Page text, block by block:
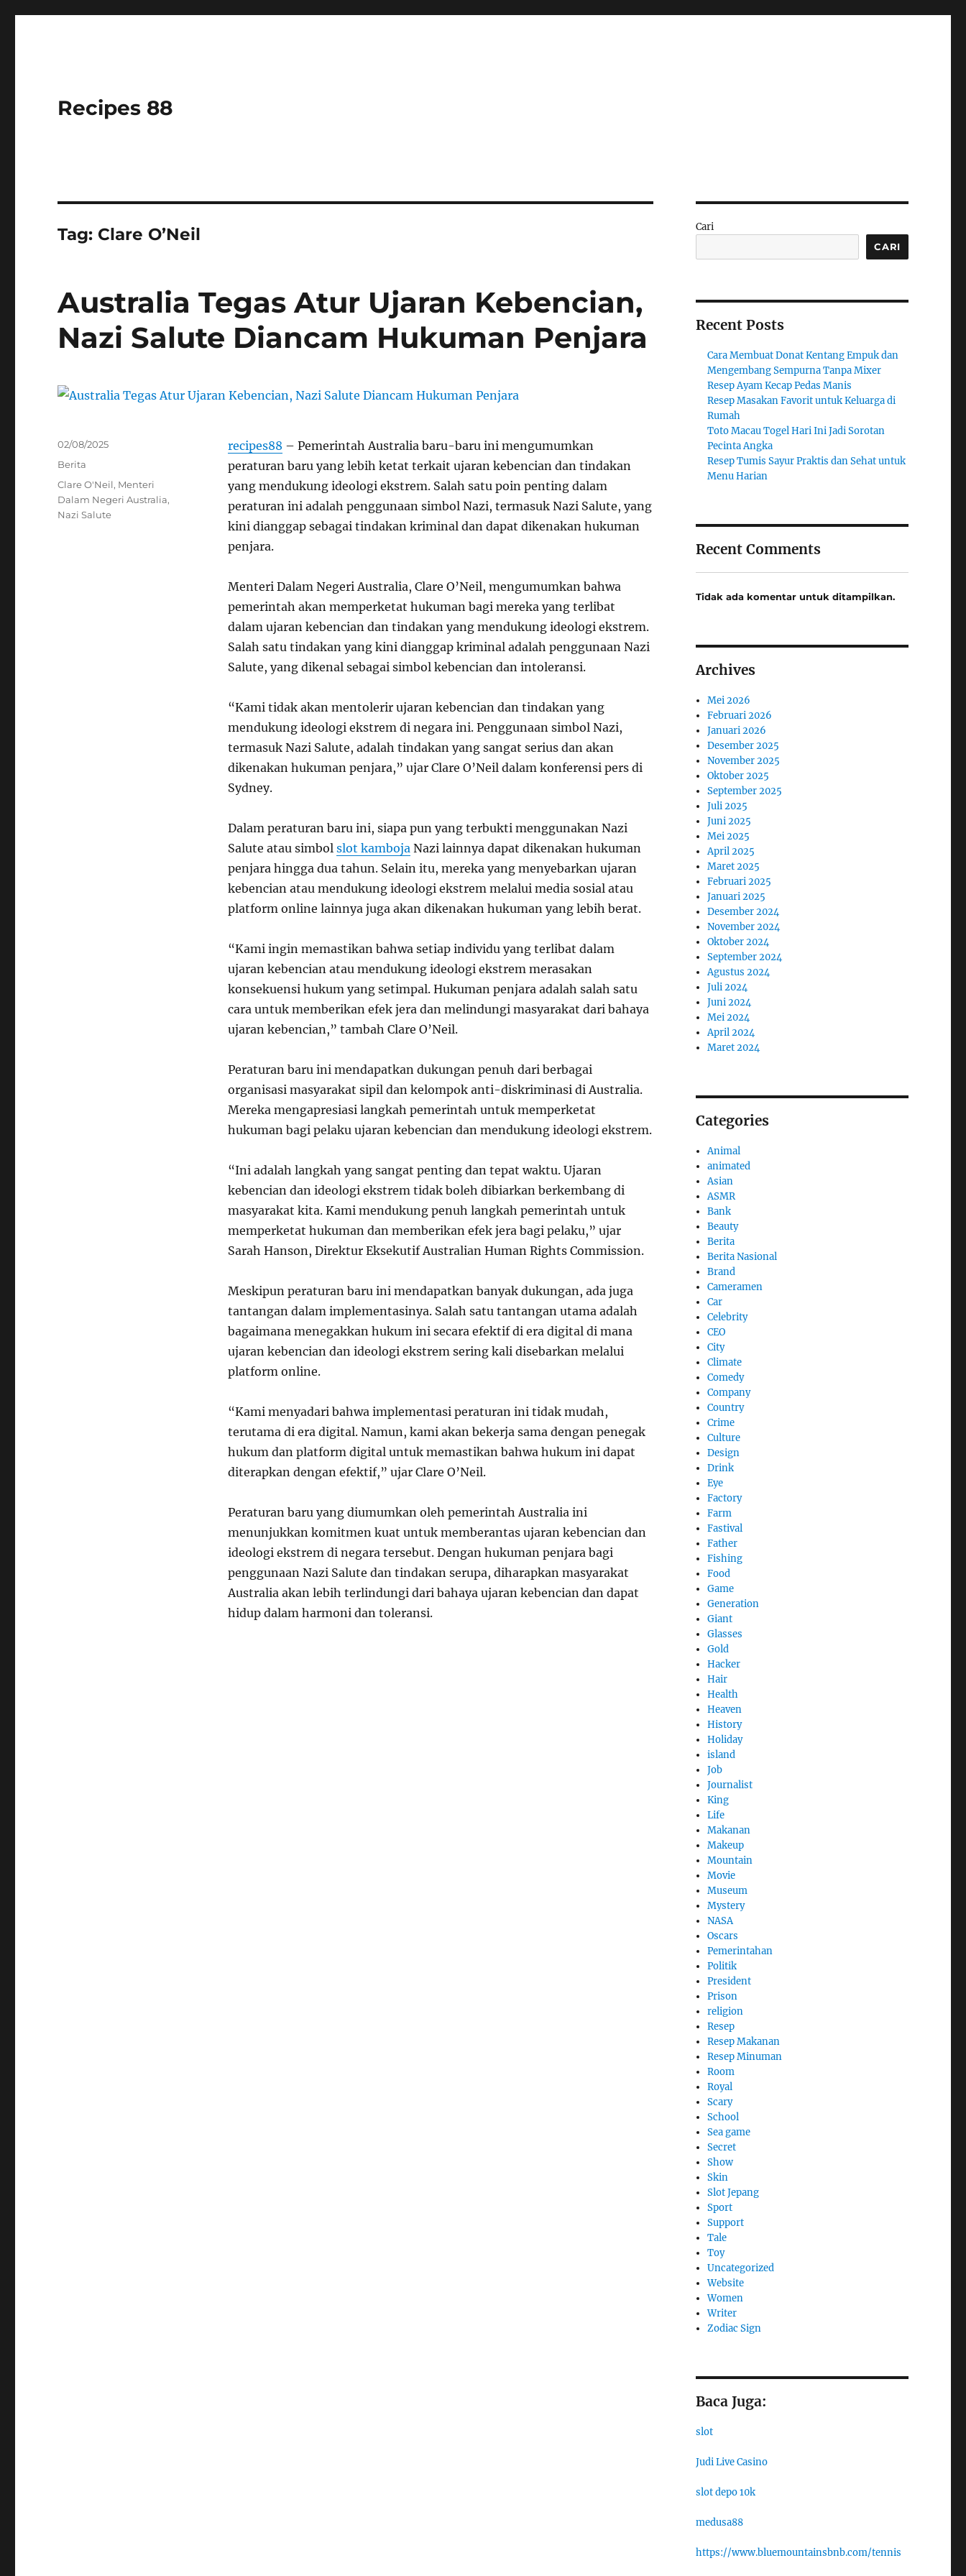
Recipes 88
Tag: Clare O’Neil
Australia Tegas Atur Ujaran Kebencian,
Nazi Salute Diancam Hukuman Penjara
recipes88 – Pemerintah Australia baru-baru ini mengumumkan
peraturan baru yang lebih ketat terkait ujaran kebencian dan tindakan
yang mendukung ideologi ekstrem. Salah satu poin penting dalam
peraturan ini adalah penggunaan simbol Nazi, termasuk Nazi Salute, yang
kini dianggap sebagai tindakan kriminal dan dapat dikenakan hukuman
penjara.
Menteri Dalam Negeri Australia, Clare O’Neil, mengumumkan bahwa
pemerintah akan memperketat hukuman bagi mereka yang terlibat
dalam ujaran kebencian dan tindakan yang mendukung ideologi ekstrem.
Salah satu tindakan yang kini dianggap kriminal adalah penggunaan Nazi
Salute, yang dikenal sebagai simbol kebencian dan intoleransi.
“Kami tidak akan mentolerir ujaran kebencian dan tindakan yang
mendukung ideologi ekstrem di negara ini. Penggunaan simbol Nazi,
termasuk Nazi Salute, adalah tindakan yang sangat serius dan akan
dikenakan hukuman penjara,” ujar Clare O’Neil dalam konferensi pers di
Sydney.
Dalam peraturan baru ini, siapa pun yang terbukti menggunakan Nazi
Salute atau simbol slot kambojaNazi lainnya dapat dikenakan hukuman
penjara hingga dua tahun. Selain itu, mereka yang menyebarkan ujaran
kebencian atau mendukung ideologi ekstrem melalui media sosial atau
platform online lainnya juga akan dikenakan hukuman yang lebih berat.
“Kami ingin memastikan bahwa setiap individu yang terlibat dalam
ujaran kebencian atau mendukung ideologi ekstrem merasakan
konsekuensi hukum yang setimpal. Hukuman penjara adalah salah satu
cara untuk memberikan efek jera dan melindungi masyarakat dari bahaya
ujaran kebencian,” tambah Clare O’Neil.
Peraturan baru ini mendapatkan dukungan penuh dari berbagai
organisasi masyarakat sipil dan kelompok anti-diskriminasi di Australia.
Mereka mengapresiasi langkah pemerintah untuk memperketat
hukuman bagi pelaku ujaran kebencian dan mendukung ideologi ekstrem.
“Ini adalah langkah yang sangat penting dan tepat waktu. Ujaran
kebencian dan ideologi ekstrem tidak boleh dibiarkan berkembang di
masyarakat kita. Kami mendukung penuh langkah pemerintah untuk
memperketat hukuman dan memberikan efek jera bagi pelaku,” ujar
Sarah Hanson, Direktur Eksekutif Australian Human Rights Commission.
Meskipun peraturan baru ini mendapatkan banyak dukungan, ada juga
tantangan dalam implementasinya. Salah satu tantangan utama adalah
bagaimana menegakkan hukum ini secara efektif di era digital di mana
ujaran kebencian dan ideologi ekstrem sering kali disebarkan melalui
platform online.
“Kami menyadari bahwa implementasi peraturan ini tidak mudah,
terutama di era digital. Namun, kami akan bekerja sama dengan penegak
hukum dan platform digital untuk memastikan bahwa hukum ini dapat
diterapkan dengan efektif,” ujar Clare O’Neil.
Peraturan baru yang diumumkan oleh pemerintah Australia ini
menunjukkan komitmen kuat untuk memberantas ujaran kebencian dan
ideologi ekstrem di negara tersebut. Dengan hukuman penjara bagi
penggunaan Nazi Salute dan tindakan serupa, diharapkan masyarakat
Australia akan lebih terlindungi dari bahaya ujaran kebencian dan dapat
hidup dalam harmoni dan toleransi.
Posted
02/08/2025
Categories
Berita
Tags
Clare O'Neil, Menteri
Dalam Negeri Australia,
Nazi Salute
Cari
CARI
Recent Posts
Cara Membuat Donat Kentang Empuk dan
Mengembang Sempurna Tanpa Mixer
Resep Ayam Kecap Pedas Manis
Resep Masakan Favorit untuk Keluarga di
Rumah
Toto Macau Togel Hari Ini Jadi Sorotan
Pecinta Angka
Resep Tumis Sayur Praktis dan Sehat untuk
Menu Harian
Recent Comments
Tidak ada komentar untuk ditampilkan.
Archives
Mei 2026
Februari 2026
Januari 2026
Desember 2025
November 2025
Oktober 2025
September 2025
Juli 2025
Juni 2025
Mei 2025
April 2025
Maret 2025
Februari 2025
Januari 2025
Desember 2024
November 2024
Oktober 2024
September 2024
Agustus 2024
Juli 2024
Juni 2024
Mei 2024
April 2024
Maret 2024
Categories
Animal
animated
Asian
ASMR
Bank
Beauty
Berita
Berita Nasional
Brand
Cameramen
Car
Celebrity
CEO
City
Climate
Comedy
Company
Country
Crime
Culture
Design
Drink
Eye
Factory
Farm
Fastival
Father
Fishing
Food
Game
Generation
Giant
Glasses
Gold
Hacker
Hair
Health
Heaven
History
Holiday
island
Job
Journalist
King
Life
Makanan
Makeup
Mountain
Movie
Museum
Mystery
NASA
Oscars
Pemerintahan
Politik
President
Prison
religion
Resep
Resep Makanan
Resep Minuman
Room
Royal
Scary
School
Sea game
Secret
Show
Skin
Slot Jepang
Sport
Support
Tale
Toy
Uncategorized
Website
Women
Writer
Zodiac Sign
Baca Juga:
slot
Judi Live Casino
slot depo 10k
medusa88
https://www.bluemountainsbnb.com/tennis